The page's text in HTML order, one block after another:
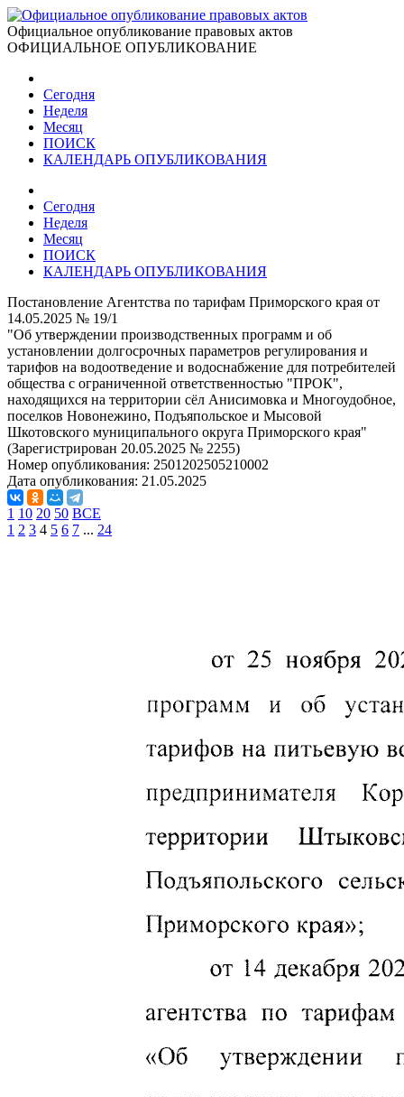
Официальное опубликование правовых актов
ОФИЦИАЛЬНОЕ ОПУБЛИКОВАНИЕ
Сегодня
Неделя
Месяц
ПОИСК
КАЛЕНДАРЬ ОПУБЛИКОВАНИЯ
Сегодня
Неделя
Месяц
ПОИСК
КАЛЕНДАРЬ ОПУБЛИКОВАНИЯ
Постановление Агентства по тарифам Приморского края от
14.05.2025 № 19/1
"Об утверждении производственных программ и об
установлении долгосрочных параметров регулирования и
тарифов на водоотведение и водоснабжение для потребителей
общества с ограниченной ответственностью "ПРОК",
находящихся на территории сёл Анисимовка и Многоудобное,
поселков Новонежино, Подъяпольское и Мысовой
Шкотовского муниципального округа Приморского края"
(Зарегистрирован 20.05.2025 № 2255)
Номер опубликования: 2501202505210002
Дата опубликования: 21.05.2025
1 10 20 50 ВСЕ
1 2 3 4 5 6 7 ... 24